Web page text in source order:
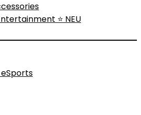
⭐ NEU
eSports